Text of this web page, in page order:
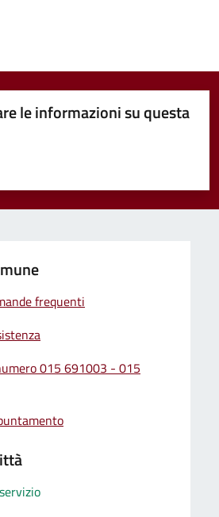
le informazioni su questa
5 stelle su 5
su 5
su 5
frequenti
015 691003 - 015